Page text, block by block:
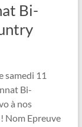
Bi-
samedi 11
Bi-
à nos
Nom Epreuve